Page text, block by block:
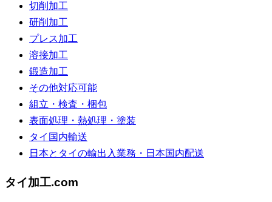
切削加工
研削加工
プレス加工
溶接加工
鍛造加工
その他対応可能
組立・検査・梱包
表面処理・熱処理・塗装
タイ国内輸送
日本とタイの輸出入業務・日本国内配送
タイ加工.com